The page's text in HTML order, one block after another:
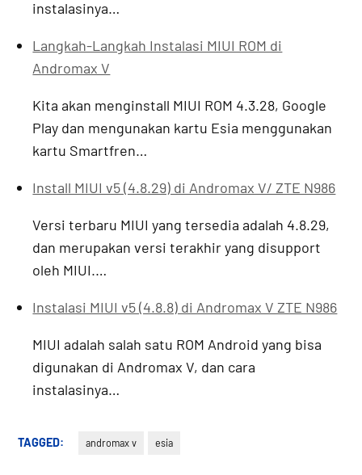
instalasinya…
Langkah-Langkah Instalasi MIUI ROM di
Andromax V
Kita akan menginstall MIUI ROM 4.3.28, Google
Play dan mengunakan kartu Esia menggunakan
kartu Smartfren…
Install MIUI v5 (4.8.29) di Andromax V/ ZTE N986
Versi terbaru MIUI yang tersedia adalah 4.8.29,
dan merupakan versi terakhir yang disupport
oleh MIUI.…
Instalasi MIUI v5 (4.8.8) di Andromax V ZTE N986
MIUI adalah salah satu ROM Android yang bisa
digunakan di Andromax V, dan cara
instalasinya…
TAGGED: andromax v esia